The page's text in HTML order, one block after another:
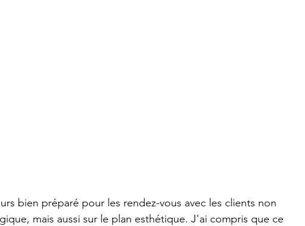
bien préparé pour les rendez-vous avec les clients non
mais aussi sur le plan esthétique. J'ai compris que ce